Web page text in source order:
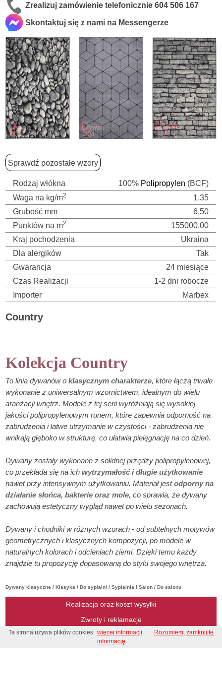
Zrealizuj zamówienie telefonicznie604 506 167
Skontaktuj się z nami na Messengerze
Sprawdź pozostałe wzory
Rodzaj włókna 100% Polipropylen (BCF)
Waga na kg/m2
1,35
Grubość mm
6,50
Punktów na m2
155000,00
Kraj pochodzenia
Ukraina
Dla alergików
Tak
Gwarancja
24 miesiące
Czas Realizacji
1-2 dni robocze
Importer
Marbex
Country
Kolekcja Country
To linia dywanów oklasycznym charakterze, które łączą trwałe
wykonanie z uniwersalnym wzornictwem, idealnym do wielu
aranżacji wnętrz. Modele z tej serii wyróżniają się wysokiej
jakości polipropylenowym runem, które zapewnia odporność na
zabrudzenia i łatwe utrzymanie w czystości - zabrudzenia nie
wnikają głęboko w strukturę, co ułatwia pielęgnację na co dzień.
Dywany zostały wykonane z solidnej przędzy polipropylenowej,
co przekłada się na ichwytrzymałość i długie użytkowanie
nawet przy intensywnym użytkowaniu. Materiał jestodporny na
działanie słońca, bakterie oraz mole, co sprawia, że dywany
zachowują estetyczny wygląd nawet po wielu sezonach.
Dywany i chodniki w różnych wzorach - od subtelnych motywów
geometrycznych i klasycznych kompozycji, po modele w
naturalnych kolorach i odcieniach ziemi. Dzięki temu każdy
znajdzie tu propozycję dopasowaną do stylu swojego wnętrza.
Dywany klasyczne / Klasyka / Do sypialni / Sypialnia i Salon / Do salonu
Realizacja oraz koszt wysyłki
Zwroty i reklamacje
Metody płatności
Ta strona używa plików cookies więcej informacji
Rozumiem, zamknij tę
informację